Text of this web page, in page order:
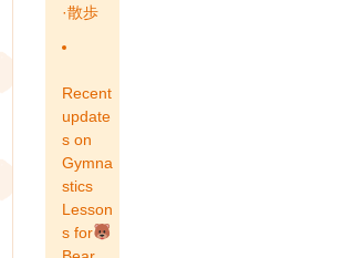
·散歩
Recent
update
s on
Gymna
stics
Lesson
s for